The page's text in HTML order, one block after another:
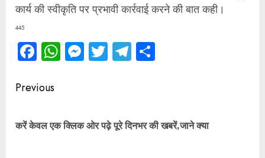
कार्य की स्वीकृति पर प्रभावी कार्रवाई करने की बात कही।
445
Facebook
WhatsApp
Messenger
TwitterTelegram
Continue
Previous
करें केवल एक क्लिक ओर पढ़े पूरे दिनभर की खबरें,जाने क्या